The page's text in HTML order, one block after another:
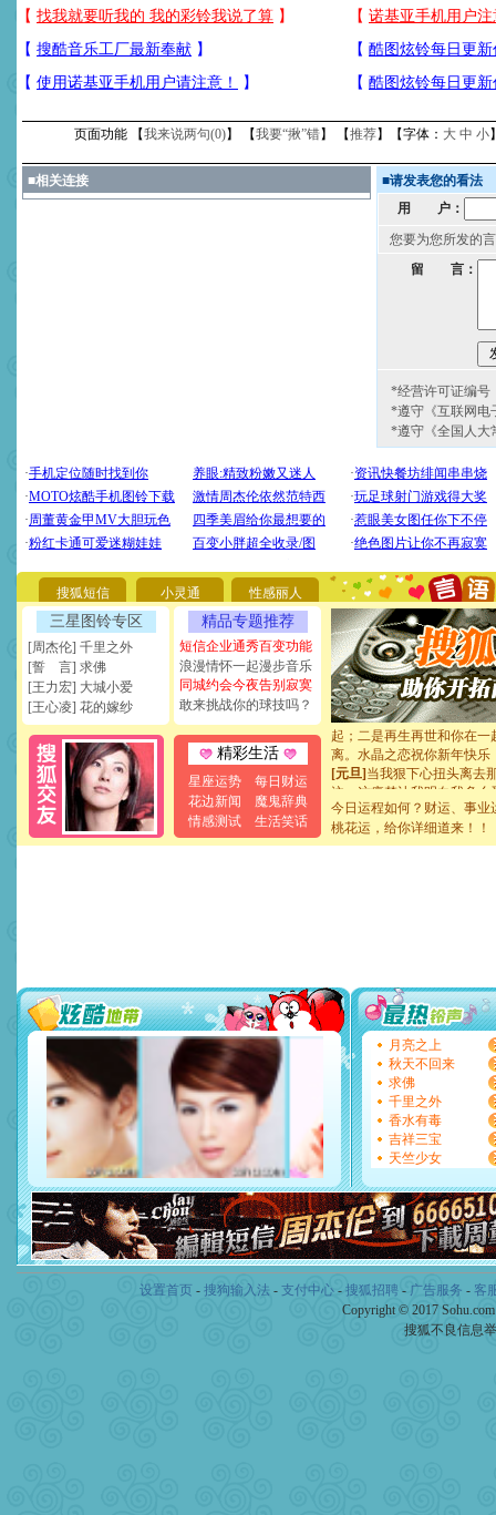
页面功能 【我来说两句(0)】 【我要“揪”错】 【推荐】【字体： 大 中 小
■相关连接 ■请发表您的看法
用 户：
您要为您所发的
留 言：
*经营许可证编号
*遵守《互联网电
*遵守《全国人大
搜狐短信 小灵通 性感丽人
三星图铃专区
[周杰伦] 千里之外
[誓 言] 求佛
[王力宏] 大城小爱
[王心凌] 花的嫁纱
精品专题推荐
短信企业通秀百变功能
浪漫情怀一起漫步音乐
同城约会今夜告别寂寞
敢来挑战你的球技吗？
精彩生活
星座运势
每日财运
花边新闻
魔鬼辞典
情感测试
生活笑话
[圣诞节]圣诞节到了，想想
你太多，只有给你五千万
要平安！千万要知足！千
能正大光明地骚扰你,告诉
天都要快乐噢!
[圣诞节]奉上一颗祝福的心,
如意,快乐,鲜花,一切美好的
[元旦]看到你我会触电；看
断电。爱你是我职业，想
你是我专业！水晶之恋祝你
[元旦]如果上天让我许三个
起；二是再生再世和你在
离。水晶之恋祝你新年快乐
[元旦]当我狠下心扭头离去
泣，这痛楚让我明白我多
卖了。水晶之恋祝你新年快
[春节]风柔雨润好月圆，半
颜！冬去春来似水如烟，
[圣诞节]不只这样的日子才
能正大光明地骚扰你,告诉
天都要快乐噢!
[圣诞节]奉上一颗祝福的心,
如意,快乐,鲜花,一切美好
[元旦]
看到你我会触电；
断电。爱你是我职业，想
你是我专业！水晶之恋祝你
[元旦]
如果上天让我许三
起；二是再生再世和你在
离。水晶之恋祝你新年快乐
[元旦]当我狠下心扭头离去
泣，这痛楚让我明白我多
卖了。水晶之恋祝你新年快
[春节]风柔雨润好月圆，半
颜！冬去春来似水如烟，
道一声平安！新年吉祥万事
[春节]传说薰衣草有四片叶
片叶子是希望，第三片叶
今日运程如何？财运、事业
桃花运，给你详细道来！！
月亮之上
秋天不回来
求佛
千里之外
香水有毒
吉祥三宝
天竺少女
设置首页 - 搜狗输入法 - 支付中心- 搜狐招聘- 广告服务 - 客
Copyright © 2017
搜狐不良信息